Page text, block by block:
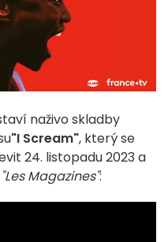
naživo skladby
"I Scream", který se
24. listopadu 2023 a
"Les Magazines":